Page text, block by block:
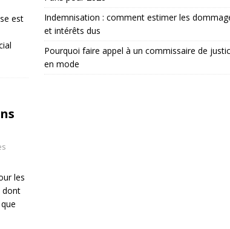
est
les
dont
Indemnisation : comment estimer les
et intérêts dus
Pourquoi faire appel à un commissaire de
en mode